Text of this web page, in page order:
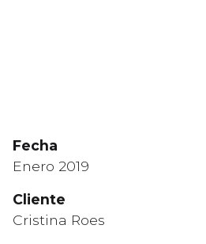
Fecha
Enero 2019
Cliente
Cristina Roes